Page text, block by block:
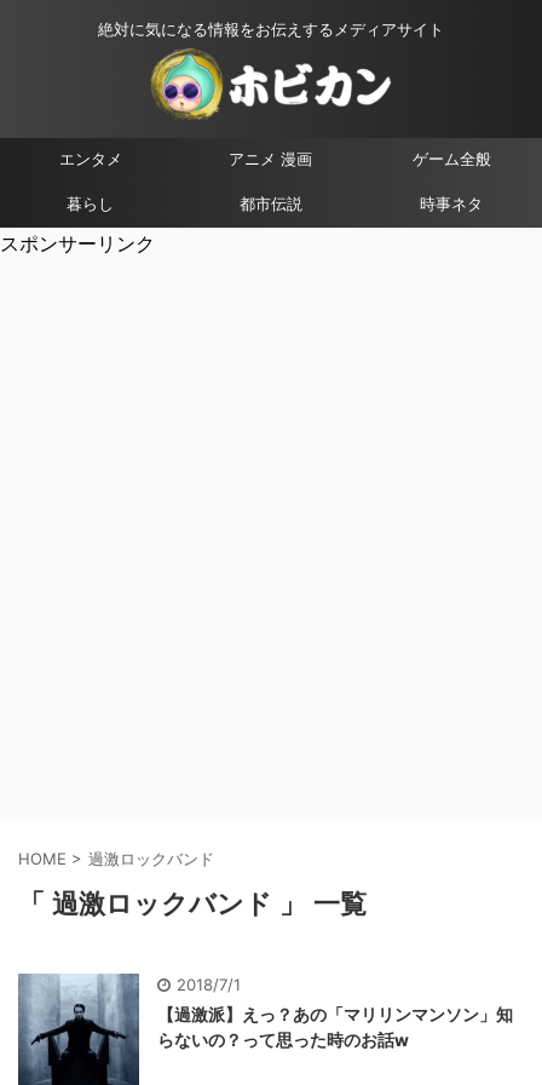
絶対に気になる情報をお伝えするメディアサイト
エンタメ アニメ 漫画 ゲーム全般
暮らし 都市伝説 時事ネタ
スポンサーリンク
HOME > 過激ロックバンド
「 過激ロックバンド 」 一覧
2018/7/1
【過激派】えっ？あの「マリリンマンソン」知
らないの？って思った時のお話w